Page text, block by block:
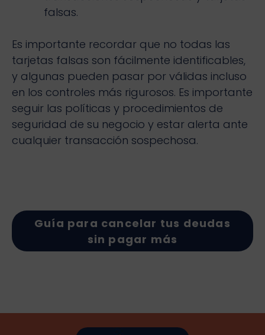
falsas.
Es importante recordar que no todas las
tarjetas falsas son fácilmente identificables,
y algunas pueden pasar por válidas incluso
en los controles más rigurosos. Es importante
seguir las políticas y procedimientos de
seguridad de su negocio y estar alerta ante
cualquier transacción sospechosa.
Guía para cancelar tus deudas
sin pagar más